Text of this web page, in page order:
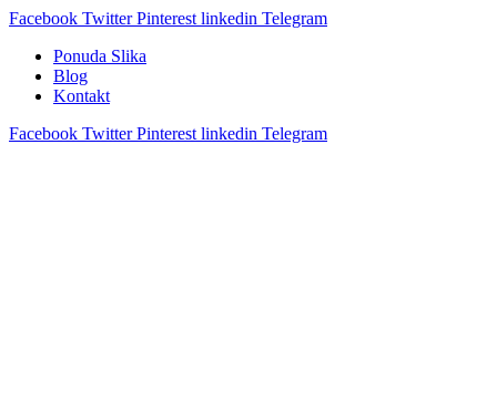
Facebook Twitter Pinterest linkedin Telegram
Ponuda Slika
Blog
Kontakt
Facebook Twitter Pinterest linkedin Telegram